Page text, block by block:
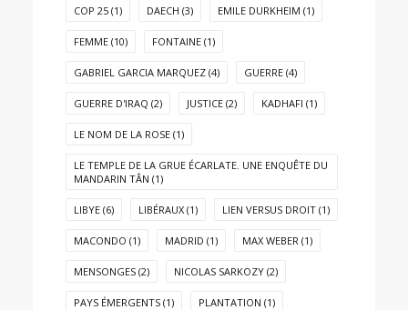
COP 25 (1) DAECH (3) EMILE DURKHEIM (1)
FEMME (10) FONTAINE (1)
GABRIEL GARCIA MARQUEZ (4) GUERRE (4)
GUERRE D'IRAQ (2) JUSTICE (2) KADHAFI (1)
LE NOM DE LA ROSE (1)
LE TEMPLE DE LA GRUE ÉCARLATE. UNE ENQUÊTE DU
MANDARIN TÂN (1)
LIBYE (6) LIBÉRAUX (1) LIEN VERSUS DROIT (1)
MACONDO (1) MADRID (1) MAX WEBER (1)
MENSONGES (2) NICOLAS SARKOZY (2)
PAYS ÉMERGENTS (1) PLANTATION (1)